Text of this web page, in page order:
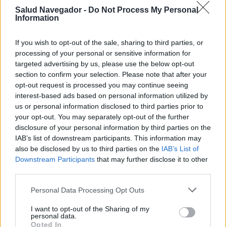
Salud Navegador - Do Not Process My Personal
Information
If you wish to opt-out of the sale, sharing to third parties, or
processing of your personal or sensitive information for
targeted advertising by us, please use the below opt-out
section to confirm your selection. Please note that after your
opt-out request is processed you may continue seeing
interest-based ads based on personal information utilized by
us or personal information disclosed to third parties prior to
your opt-out. You may separately opt-out of the further
disclosure of your personal information by third parties on the
IAB’s list of downstream participants. This information may
also be disclosed by us to third parties on the IAB’s List of
Downstream Participants that may further disclose it to other
Please note that this website/app uses one or more Google
not limited to your visit or usage behaviour. You may click to
grant or deny consent to Google and its third-party tags to
Personal Data Processing Opt Outs
I want to opt-out of the Sharing of my
personal data.
Opted In
RECOMENDAMOS CONTENIDO DE CATEGORÍA
LARINGOLOGÍA PEDIÁTRICA
¿Dolor de garganta o amigdalitis? - o cuándo ir
‹ ›